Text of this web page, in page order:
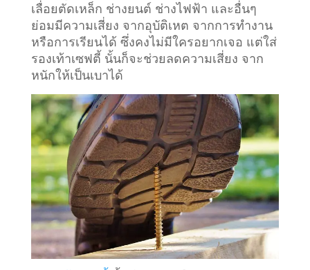
เลื่อยตัดเหล็ก ช่างยนต์ ช่างไฟฟ้า และอื่นๆ
ย่อมมีความเสี่ยง จากอุบัติเหต จากการทำงาน
หรือการเรียนได้ ซึ่งคงไม่มีใครอยากเจอ แต่ใส่
รองเท้าเซฟตี้ นั้นก็จะช่วยลดความเสี่ยง จาก
หนักให้เป็นเบาได้